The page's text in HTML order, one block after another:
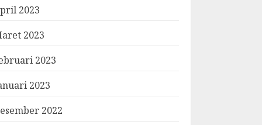
2023
2023
2023
2023
2022